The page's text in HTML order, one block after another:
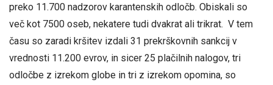
preko 11.700 nadzorov karantenskih odločb. Obiskali so
več kot 7500 oseb, nekatere tudi dvakrat ali trikrat. V tem
času so zaradi kršitev izdali 31 prekrškovnih sankcij v
vrednosti 11.200 evrov, in sicer 25 plačilnih nalogov, tri
odločbe z izrekom globe in tri z izrekom opomina, so